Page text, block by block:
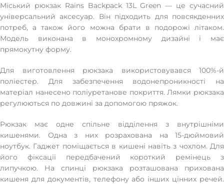
Міський рюкзак Rains Backpack 13L Green — це сучасний
універсальний аксесуар. Він підходить для повсякденних
потреб, а також його можна брати в подорожі літаком.
Модель виконана в монохромному дизайні і має
прямокутну форму.
Для виготовлення рюкзака використовувався 100%-й
поліестер. Для забезпечення водонепроникності на
матеріал нанесено поліуретанове покриття. Лямки рюкзака
регулюються по довжині за допомогою пряжок.
Рюкзак має одне спільне відділення з внутрішніми
кишенями. Одна з них розрахована на 15-дюймовий
ноутбук. Гаджет поміщається в кишені навіть з чохлом. Для
його фіксації передбачений короткий ремінець з
липучкою. На спинці рюкзака розташована прихована
кишеня для документів, телефону або інших цінних речей.